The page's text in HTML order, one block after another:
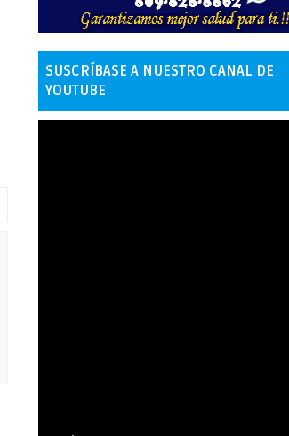
SUSCRÍBASE A NUESTRO CANAL DE
YOUTUBE